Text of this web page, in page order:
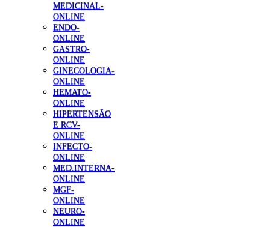
MEDICINAL-
ONLINE
ENDO-
ONLINE
GASTRO-
ONLINE
GINECOLOGIA-
ONLINE
HEMATO-
ONLINE
HIPERTENSÃO
E RCV-
ONLINE
INFECTO-
ONLINE
MED.INTERNA-
ONLINE
MGF-
ONLINE
NEURO-
ONLINE